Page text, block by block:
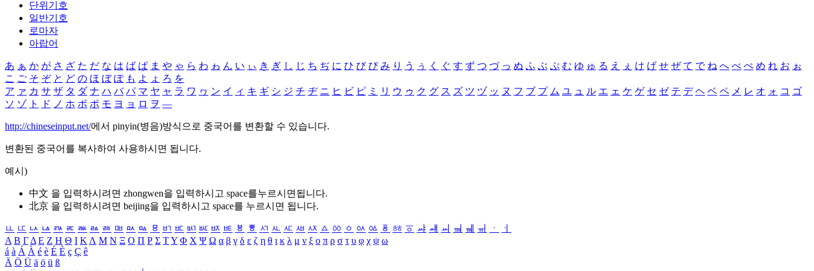
단위기호
일반기호
로마자
아랍어
あ ぁ か が さ ざ た だ な は ば ぱ ま や ゃ ら わ ゎ ん い ぃ き ぎ し じ ち ぢ に ひ び ぴ み り う ぅ く ぐ す ず つ づ っ ぬ ふ ぶ ぷ む ゆ ゅ る え ぇ け げ せ ぜ て で ね へ べ ぺ め れ お ぉ
こ ご そ ぞ と ど の ほ ぼ ぽ も よ ょ ろ を
ア ァ カ サ ザ タ ダ ナ ハ バ パ マ ヤ ャ ラ ワ ヮ ン イ ィ キ ギ シ ジ チ ヂ ニ ヒ ビ ピ ミ リ ウ ゥ ク グ ス ズ ツ ヅ ッ ヌ フ ブ プ ム ユ ュ ル エ ェ ケ ゲ セ ゼ テ デ ヘ ベ ペ メ レ オ ォ コ ゴ
ソ ゾ ト ド ノ ホ ボ ポ モ ヨ ョ ロ ヲ ―
http://chineseinput.net/에서 pinyin(병음)방식으로 중국어를 변환할 수 있습니다.
변환된 중국어를 복사하여 사용하시면 됩니다.
예시)
中文 을 입력하시려면 zhongwen을 입력하시고 space를누르시면됩니다.
北京 을 입력하시려면 beijing을 입력하시고 space를 누르시면 됩니다.
ㅥ ㅦ ㅧ ㅨ ㅩ ㅪ ㅫ ㅬ ㅭ ㅮ ㅯ ㅰ ㅱ ㅲ ㅳ ㅴ ㅵ ㅶ ㅷ ㅸ ㅹ ㅺ ㅻ ㅼ ㅽ ㅾ ㅿ ㆀ ㆁ ㆂ ㆃ ㆄ ㆅ ㆆ ㆇ ㆈ ㆉ ㆊ ㆋ ㆌ ㆍ
ㆎ
Α Β ΓΔ Ε Ζ Η Θ Ι ΚΛ Μ Ν Ξ Ο Π Ρ Σ ΤΥ Φ Χ Ψ Ω α β γ δ ε ζ η θ ι κ λ μ ν ξ ο π ρ σ τ υ φ χ ψ ω
á à Á À é è É È ç Ç ê
Ä Ö Ü ä ö ü ß